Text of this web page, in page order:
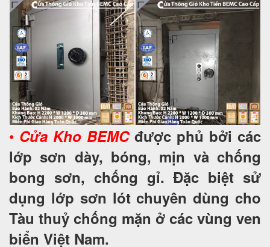
• Cửa Kho BEMC được phủ bởi các
lớp sơn dày, bóng, mịn và chống
bong sơn, chống gỉ. Đặc biệt sử
dụng lớp sơn lót chuyên dùng cho
Tàu thuỷ chống mặn ở các vùng ven
biển Việt Nam.